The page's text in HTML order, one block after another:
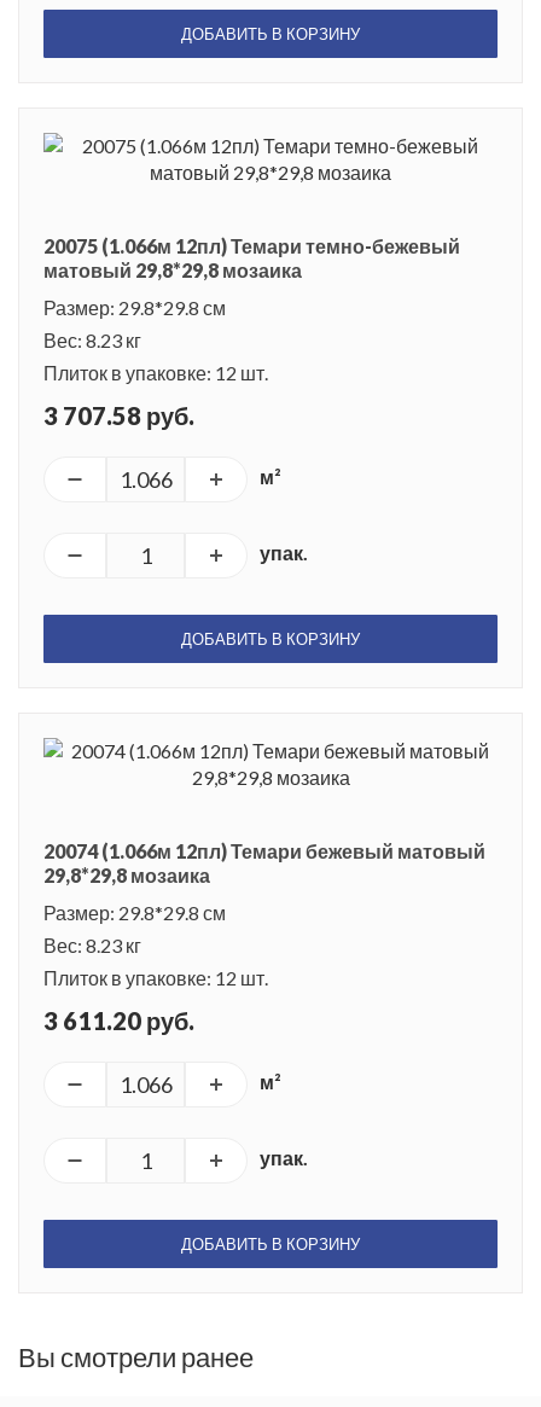
ДОБАВИТЬ В КОРЗИНУ
20075 (1.066м 12пл) Темари темно-бежевый
матовый 29,8*29,8 мозаика
Размер: 29.8*29.8 см
Вес: 8.23 кг
Плиток в упаковке: 12 шт.
3 707.58 руб.
м²
упак.
ДОБАВИТЬ В КОРЗИНУ
20074 (1.066м 12пл) Темари бежевый матовый
29,8*29,8 мозаика
Размер: 29.8*29.8 см
Вес: 8.23 кг
Плиток в упаковке: 12 шт.
3 611.20 руб.
м²
упак.
ДОБАВИТЬ В КОРЗИНУ
Вы смотрели ранее